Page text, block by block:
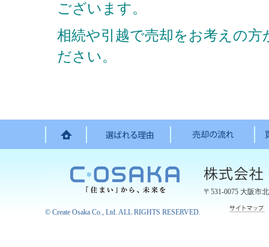
ございます。
相続や引越で売却をお考えの
ださい。
〒531-0075 大阪市
© Create Osaka Co., Ltd. ALL RIGHTS RESERVED.